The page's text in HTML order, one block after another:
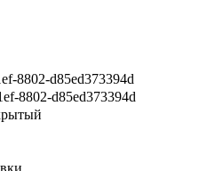
8802-d85ed373394d
8802-d85ed373394d